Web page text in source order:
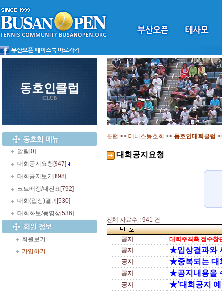
동호인클럽
CLUB
알림 [0]
대회공지요청 [947]
대회공지보기 [898]
코트배정/대진표 [792]
대회(입상)결과[530]
대회화보/동영상[536]
회원보기
가입하기
클럽 >> 테니스동호회 >> 동호인대회클럽
대회공지요청
전체 자료수 : 941 건
공지
대회주최측 접수창
공지
★입상결과와
공지 ★중복되는 대
공지 ★공지내용을
공지 ★'대회공지 예